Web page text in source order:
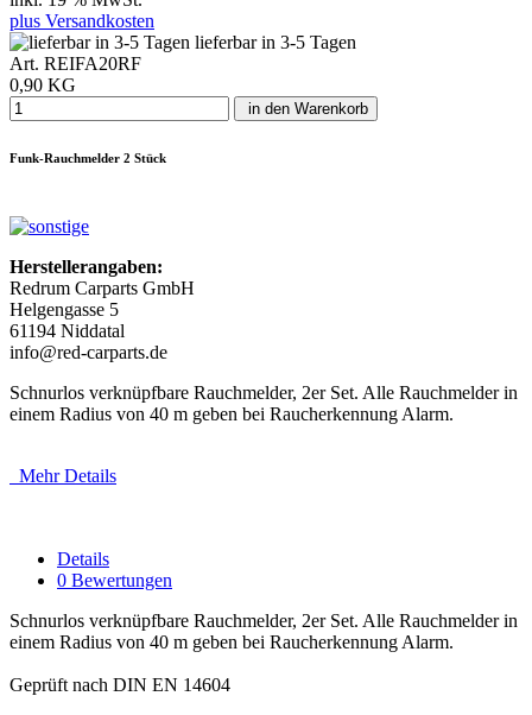
plus Versandkosten
lieferbar in 3-5 Tagen
Art. REIFA20RF
0,90 KG
in den Warenkorb
Funk-Rauchmelder 2 Stück
Herstellerangaben:
Redrum Carparts GmbH
Helgengasse 5
61194 Niddatal
info@red-carparts.de
Schnurlos verknüpfbare Rauchmelder, 2er Set. Alle Rauchmelder in
einem Radius von 40 m geben bei Raucherkennung Alarm.
Mehr Details
Details
0 Bewertungen
Schnurlos verknüpfbare Rauchmelder, 2er Set. Alle Rauchmelder in
einem Radius von 40 m geben bei Raucherkennung Alarm.
Geprüft nach DIN EN 14604